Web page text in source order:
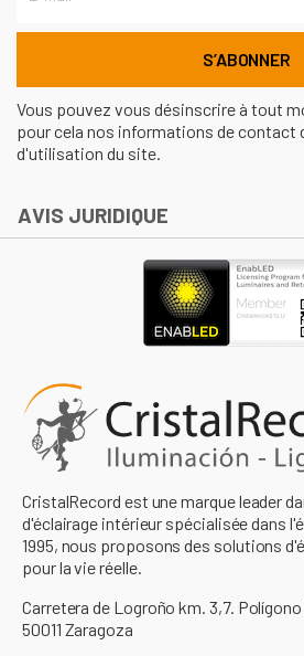
Vous pouvez vous désinscrire à tout
pour cela nos informations de contact
d'utilisation du site.
AVIS JURIDIQUE
CristalRecord est une marque leader
d'éclairage intérieur spécialisée dans
1995, nous proposons des solutions
pour la vie réelle.
Carretera de Logroño km. 3,7.
50011 Zaragoza